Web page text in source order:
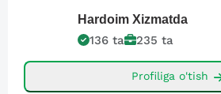
Hardoim Xizmatda
136 ta 235 ta
Profiliga o'tish